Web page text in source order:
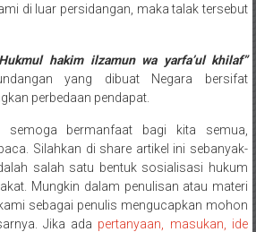
di luar persidangan, maka talak tersebut
hakim ilzamun wa yarfa’ul khilaf”
yang dibuat Negara bersifat
perbedaan pendapat.
semoga bermanfaat bagi kita semua,
Silahkan di share artikel ini sebanyak-
salah satu bentuk sosialisasi hukum
Mungkin dalam penulisan atau materi
sebagai penulis mengucapkan mohon
Jika ada pertanyaan, masukan, ide